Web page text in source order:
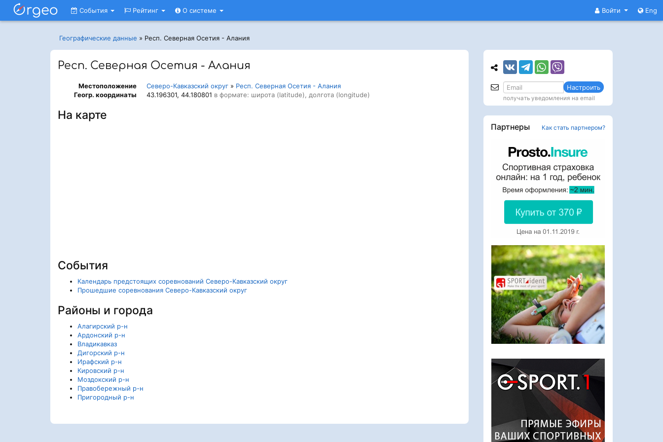
Войти Eng
События Рейтинг О системе
Географические данные » Респ. Северная Осетия - Алания
Респ. Северная Осетия - Алания
Местоположение Северо-Кавказский округ » Респ. Северная Осетия - Алания
Геогр. координаты
43.196301, 44.180801 в формате: широта (latitude), долгота (longitude)
На карте
События
Календарь предстоящих соревнований Северо-Кавказский округ
Прошедшие соревнования Северо-Кавказский округ
Районы и города
Алагирский р-н
Ардонский р-н
Владикавказ
Дигорский р-н
Ирафский р-н
Кировский р-н
Моздокский р-н
Правобережный р-н
Пригородный р-н
Настроить
получать уведомления на email
Партнеры Как стать партнером?